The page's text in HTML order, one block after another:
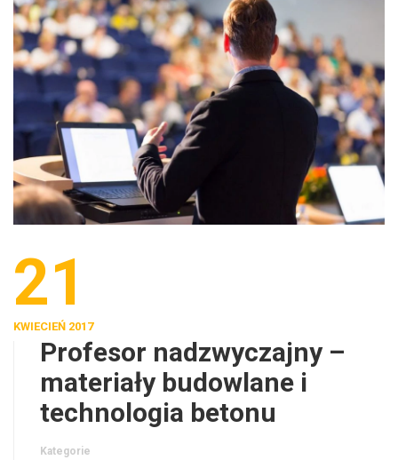
21
KWIECIEŃ 2017
Profesor nadzwyczajny –
materiały budowlane i
technologia betonu
Kategorie